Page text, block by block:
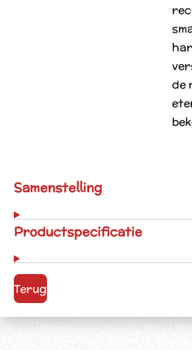
de
Samenstelling
Productspecificatie
Terug